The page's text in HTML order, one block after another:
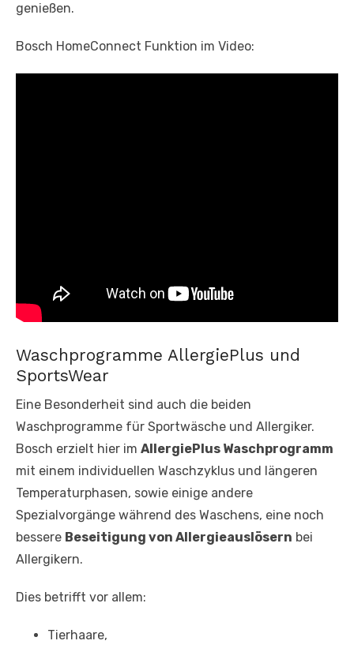
genießen.
Bosch HomeConnect Funktion im Video:
Waschprogramme AllergiePlus und
SportsWear
Eine Besonderheit sind auch die beiden
Waschprogramme für Sportwäsche und Allergiker.
Bosch erzielt hier im AllergiePlus Waschprogramm
mit einem individuellen Waschzyklus und längeren
Temperaturphasen, sowie einige andere
Spezialvorgänge während des Waschens, eine noch
bessere Beseitigung von Allergieauslösern bei
Allergikern.
Dies betrifft vor allem:
Tierhaare,